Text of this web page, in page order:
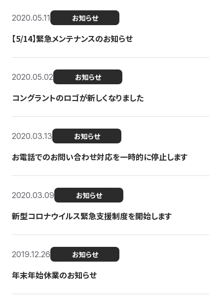
2020.05.11 お知らせ
【5/14】緊急メンテナンスのお知らせ
2020.05.02 お知らせ
コングラントのロゴが新しくなりました
2020.03.13 お知らせ
お電話でのお問い合わせ対応を一時的に停止します
2020.03.09 お知らせ
新型コロナウイルス緊急支援制度を開始します
2019.12.26 お知らせ
年末年始休業のお知らせ